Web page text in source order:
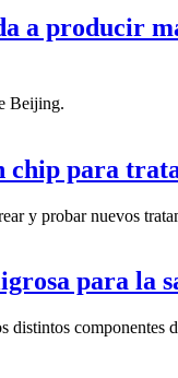
a producir
Beijing.
chip para
y probar nuevos
para la
componentes